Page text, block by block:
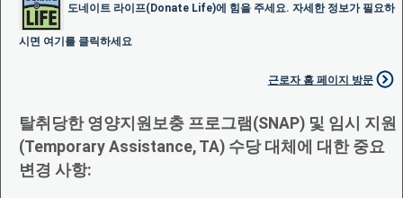
도네이트 라이프(Donate Life)에 힘을 주세요. 자세한 정보가 필요하
시면 여기를 클릭하세요
근로자 홈 페이지 방문
탈취당한 영양지원보충 프로그램(SNAP) 및 임시 지원
(Temporary Assistance, TA) 수당 대체에 대한 중요
변경 사항: